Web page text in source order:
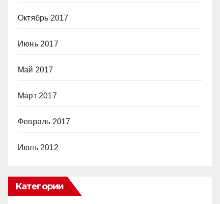
Октябрь 2017
Июнь 2017
Май 2017
Март 2017
Февраль 2017
Июль 2012
Категории